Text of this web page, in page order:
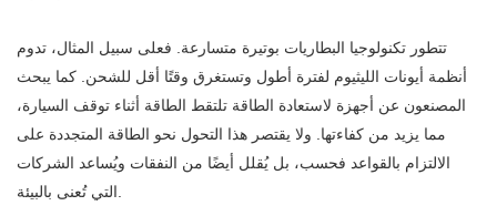
تتطور تكنولوجيا البطاريات بوتيرة متسارعة. فعلى سبيل المثال، تدوم
أنظمة أيونات الليثيوم لفترة أطول وتستغرق وقتًا أقل للشحن. كما يبحث
المصنعون عن أجهزة لاستعادة الطاقة تلتقط الطاقة أثناء توقف السيارة،
مما يزيد من كفاءتها. ولا يقتصر هذا التحول نحو الطاقة المتجددة على
الالتزام بالقواعد فحسب، بل يُقلل أيضًا من النفقات ويُساعد الشركات